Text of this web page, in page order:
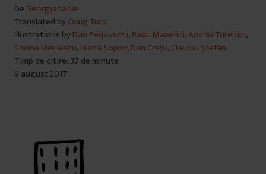
De Georgiana Ilie
Translated byCraig Turp
Illustrations byDan Perjovschi,Radu Manelici,Andrei Turenici,
Sorina Vasilescu,Ioana Șopov,Dan Crețu,Claudiu Ștefan
Timp de citire: 37 de minute
9 august 2017